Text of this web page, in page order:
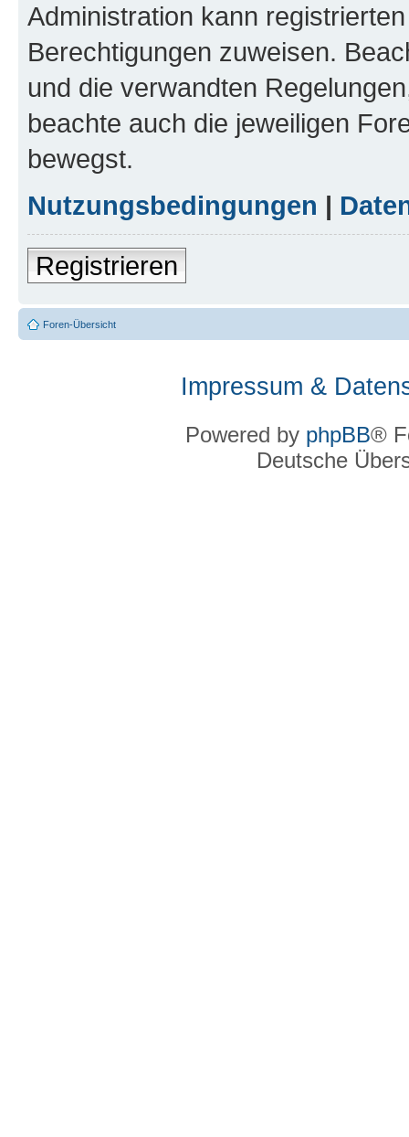
Administration kann
Berechtigungen zuweisen.
und die verwandten
beachte auch die jeweiligen
bewegst.
Nutzungsbedingungen |
Registrieren
Foren-Übersicht
Impressum &
Powered by phpBB®
Deutsche